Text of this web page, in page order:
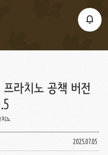
라치노 공책 버전
노
2025.07.05